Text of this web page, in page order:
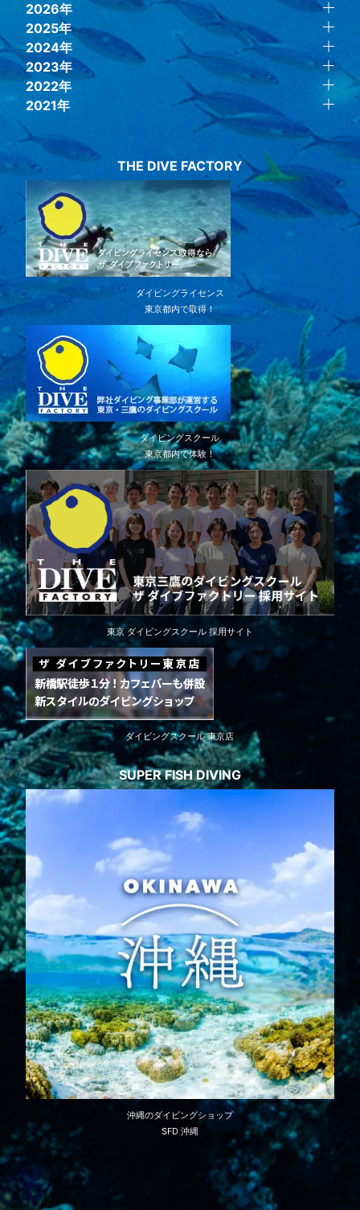
2026年
2025年
2024年
2023年
2022年
2021年
THE DIVE FACTORY
ダイビングライセンス
東京都内で取得！
ダイビングスクール
東京都内で体験！
東京 ダイビングスクール 採用サイト
ダイビングスクール 東京店
SUPER FISH DIVING
沖縄のダイビングショップ
SFD 沖縄